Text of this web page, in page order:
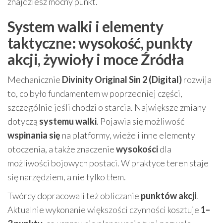
System walki i elementy
taktyczne: wysokość, punkty
akcji, żywioły i moce Źródła
Mechanicznie Divinity Original Sin 2 (Digital)rozwija
to, co było fundamentem w poprzedniej części,
szczególnie jeśli chodzi o starcia. Największe zmiany
dotyczą systemu walki. Pojawia się możliwość
wspinania się na platformy, wieże i inne elementy
otoczenia, a także znaczeniewysokościdla
możliwości bojowych postaci. W praktyce teren staje
się narzędziem, a nie tylko tłem.
Twórcy dopracowali też obliczanie punktów akcji.
Aktualnie wykonanie większości czynności kosztuje 1–